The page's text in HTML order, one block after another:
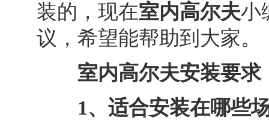
装的，现在室内高尔夫小
议，希望能帮助到大家。
室内高尔夫安装要求
1、适合安装在哪些